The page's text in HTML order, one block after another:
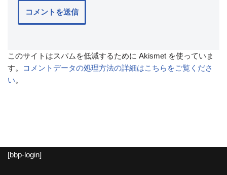
このサイトはスパムを低減するために Akismet を使っていま
す。
コメントデータの処理方法の詳細はこちらをご覧くださ
い。
[bbp-login]